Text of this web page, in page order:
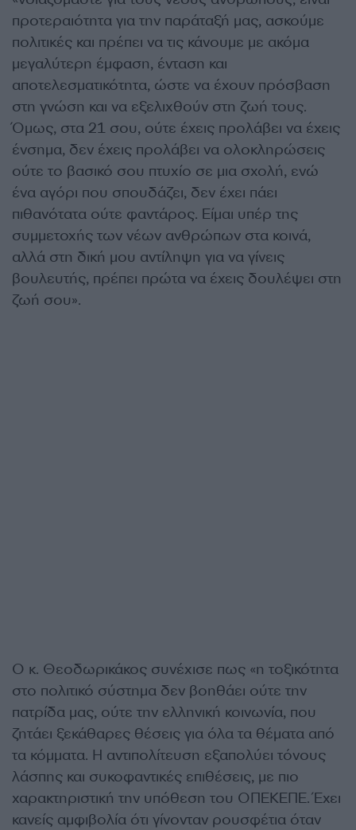
προτεραιότητα για την παράταξή μας, ασκούμε
πολιτικές και πρέπει να τις κάνουμε με ακόμα
μεγαλύτερη έμφαση, ένταση και
αποτελεσματικότητα, ώστε να έχουν πρόσβαση
στη γνώση και να εξελιχθούν στη ζωή τους.
Όμως, στα 21 σου, ούτε έχεις προλάβει να έχεις
ένσημα, δεν έχεις προλάβει να ολοκληρώσεις
ούτε το βασικό σου πτυχίο σε μια σχολή, ενώ
ένα αγόρι που σπουδάζει, δεν έχει πάει
πιθανότατα ούτε φαντάρος. Είμαι υπέρ της
συμμετοχής των νέων ανθρώπων στα κοινά,
αλλά στη δική μου αντίληψη για να γίνεις
βουλευτής, πρέπει πρώτα να έχεις δουλέψει στη
ζωή σου».
Ο κ. Θεοδωρικάκος συνέχισε πως «η τοξικότητα
στο πολιτικό σύστημα δεν βοηθάει ούτε την
πατρίδα μας, ούτε την ελληνική κοινωνία, που
ζητάει ξεκάθαρες θέσεις για όλα τα θέματα από
τα κόμματα. Η αντιπολίτευση εξαπολύει τόνους
λάσπης και συκοφαντικές επιθέσεις, με πιο
χαρακτηριστική την υπόθεση του ΟΠΕΚΕΠΕ. Έχει
κανείς αμφιβολία ότι γίνονταν ρουσφέτια όταν